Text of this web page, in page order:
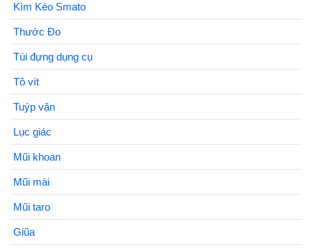
Kìm Kéo Smato
Thước Đo
Túi đựng dụng cụ
Tô vít
Tuýp vặn
Lục giác
Mũi khoan
Mũi mài
Mũi taro
Giũa